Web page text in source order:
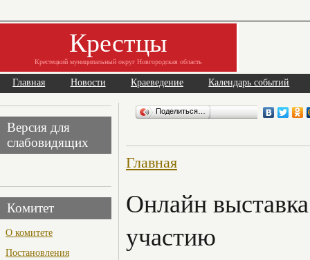
Крестцы
Крестецкий муниципальный округ Новгородская область
Главная Новости Краеведение Календарь событий
Версия для
слабовидящих
Комитет
О комитете
Постановления
Поделиться…
Главная
Онлайн
участию